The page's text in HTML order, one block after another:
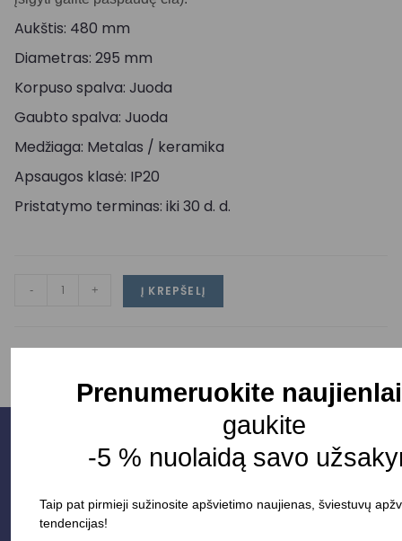
Aukštis: 480 mm
Diametras: 295 mm
Korpuso spalva: Juoda
Gaubto spalva: Juoda
Medžiaga: Metalas / keramika
Apsaugos klasė: IP20
Pristatymo terminas: iki 30 d. d.
- + Į KREPŠELĮ
Prenumeruokite
gaukite
-5 % nuolaidą savo
Taip pat pirmieji sužinosite apšvietimo naujienas, šviestuvų
tendencijas!